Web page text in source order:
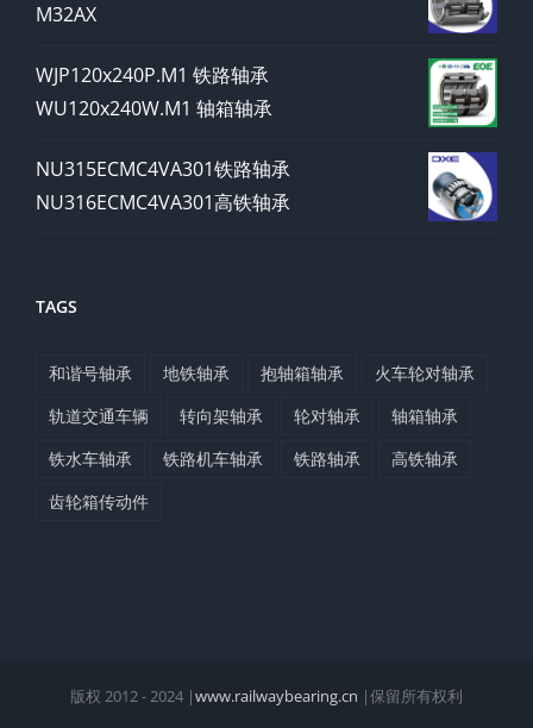
M32AX
WJP120x240P.M1 铁路轴承
WU120x240W.M1 轴箱轴承
NU315ECMC4VA301铁路轴承
NU316ECMC4VA301高铁轴承
TAGS
和谐号轴承 地铁轴承 抱轴箱轴承
火车轮对轴承
轨道交通车辆
转向架轴承 轮对轴承
轴箱轴承
铁水车轴承
铁路机车轴承 铁路轴承
高铁轴承
齿轮箱传动件
版权 2012 - 2024 |www.railwaybearing.cn |保留所有权利